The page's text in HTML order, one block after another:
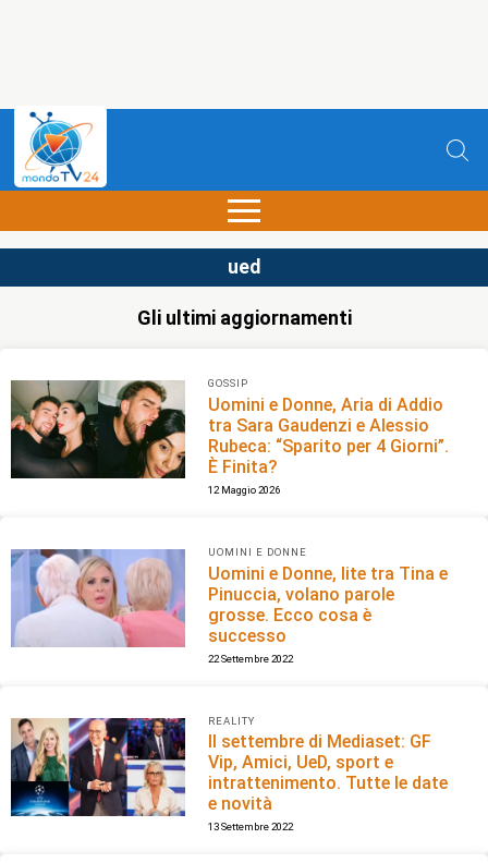
ued
Gli ultimi aggiornamenti
GOSSIP
Uomini e Donne, Aria di Addio
tra Sara Gaudenzi e Alessio
Rubeca: “Sparito per 4 Giorni”.
È Finita?
12 Maggio 2026
UOMINI E DONNE
Uomini e Donne, lite tra Tina e
Pinuccia, volano parole
grosse. Ecco cosa è
successo
22 Settembre 2022
REALITY
Il settembre di Mediaset: GF
Vip, Amici, UeD, sport e
intrattenimento. Tutte le date
e novità
13 Settembre 2022